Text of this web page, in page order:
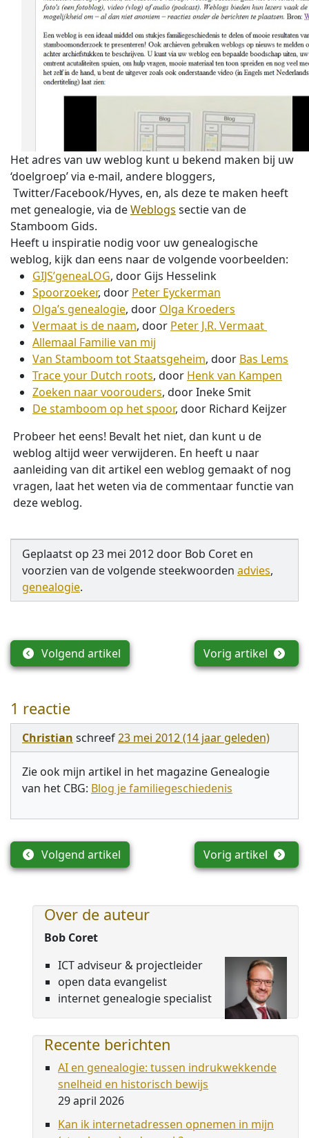
Het adres van uw weblog kunt u bekend maken bij uw
‘doelgroep’ via e-mail, andere bloggers,
Twitter/Facebook/Hyves, en, als deze te maken heeft
met genealogie, via deWeblogs sectie van de
Stamboom Gids.
Heeft u inspiratie nodig voor uw genealogische
weblog, kijk dan eens naar de volgende voorbeelden:
GIJS’geneaLOG, door Gijs Hesselink
Spoorzoeker, door Peter Eyckerman
Olga’s genealogie, door Olga Kroeders
Vermaat is de naam, door Peter J.R. Vermaat
Allemaal Familie van mij
Van Stamboom tot Staatsgeheim, door Bas Lems
Trace your Dutch roots, door Henk van Kampen
Zoeken naar voorouders, door Ineke Smit
De stamboom op het spoor, door Richard Keijzer
Probeer het eens! Bevalt het niet, dan kunt u de
weblog altijd weer verwijderen. En heeft u naar
aanleiding van dit artikel een weblog gemaakt of nog
vragen, laat het weten via de commentaar functie van
deze weblog.
Geplaatst op 23 mei 2012door Bob Coret en
voorzien van de volgende steekwoorden advies,
genealogie.
Vorig artikel
Volgend artikel
1 reactie
Christian schreef23 mei 2012 (14 jaar geleden)
Zie ook mijn artikel in het magazine Genealogie
van het CBG: Blog je familiegeschiedenis
Vorig artikel
Volgend artikel
Over de auteur
Bob Coret
ICT adviseur & projectleider
open data evangelist
internet genealogie specialist
Recente berichten
AI en genealogie: tussen indrukwekkende
snelheid en historisch bewijs
29 april 2026
Kan ik internetadressen opnemen in mijn